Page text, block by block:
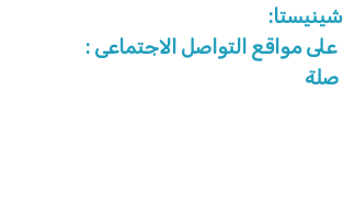
على مواقع التواصل الاجتماعى :
صلة